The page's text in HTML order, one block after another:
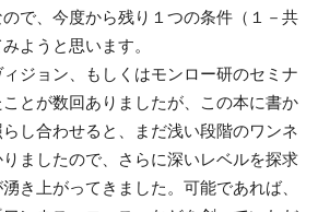
で、今度から残り１つの条件（１－共
ようと思います。
ジョン、もしくはモンロー研のセミナ
とが数回ありましたが、この本に書か
し合わせると、まだ浅い段階のワンネ
ましたので、さらに深いレベルを探求
き上がってきました。可能であれば、